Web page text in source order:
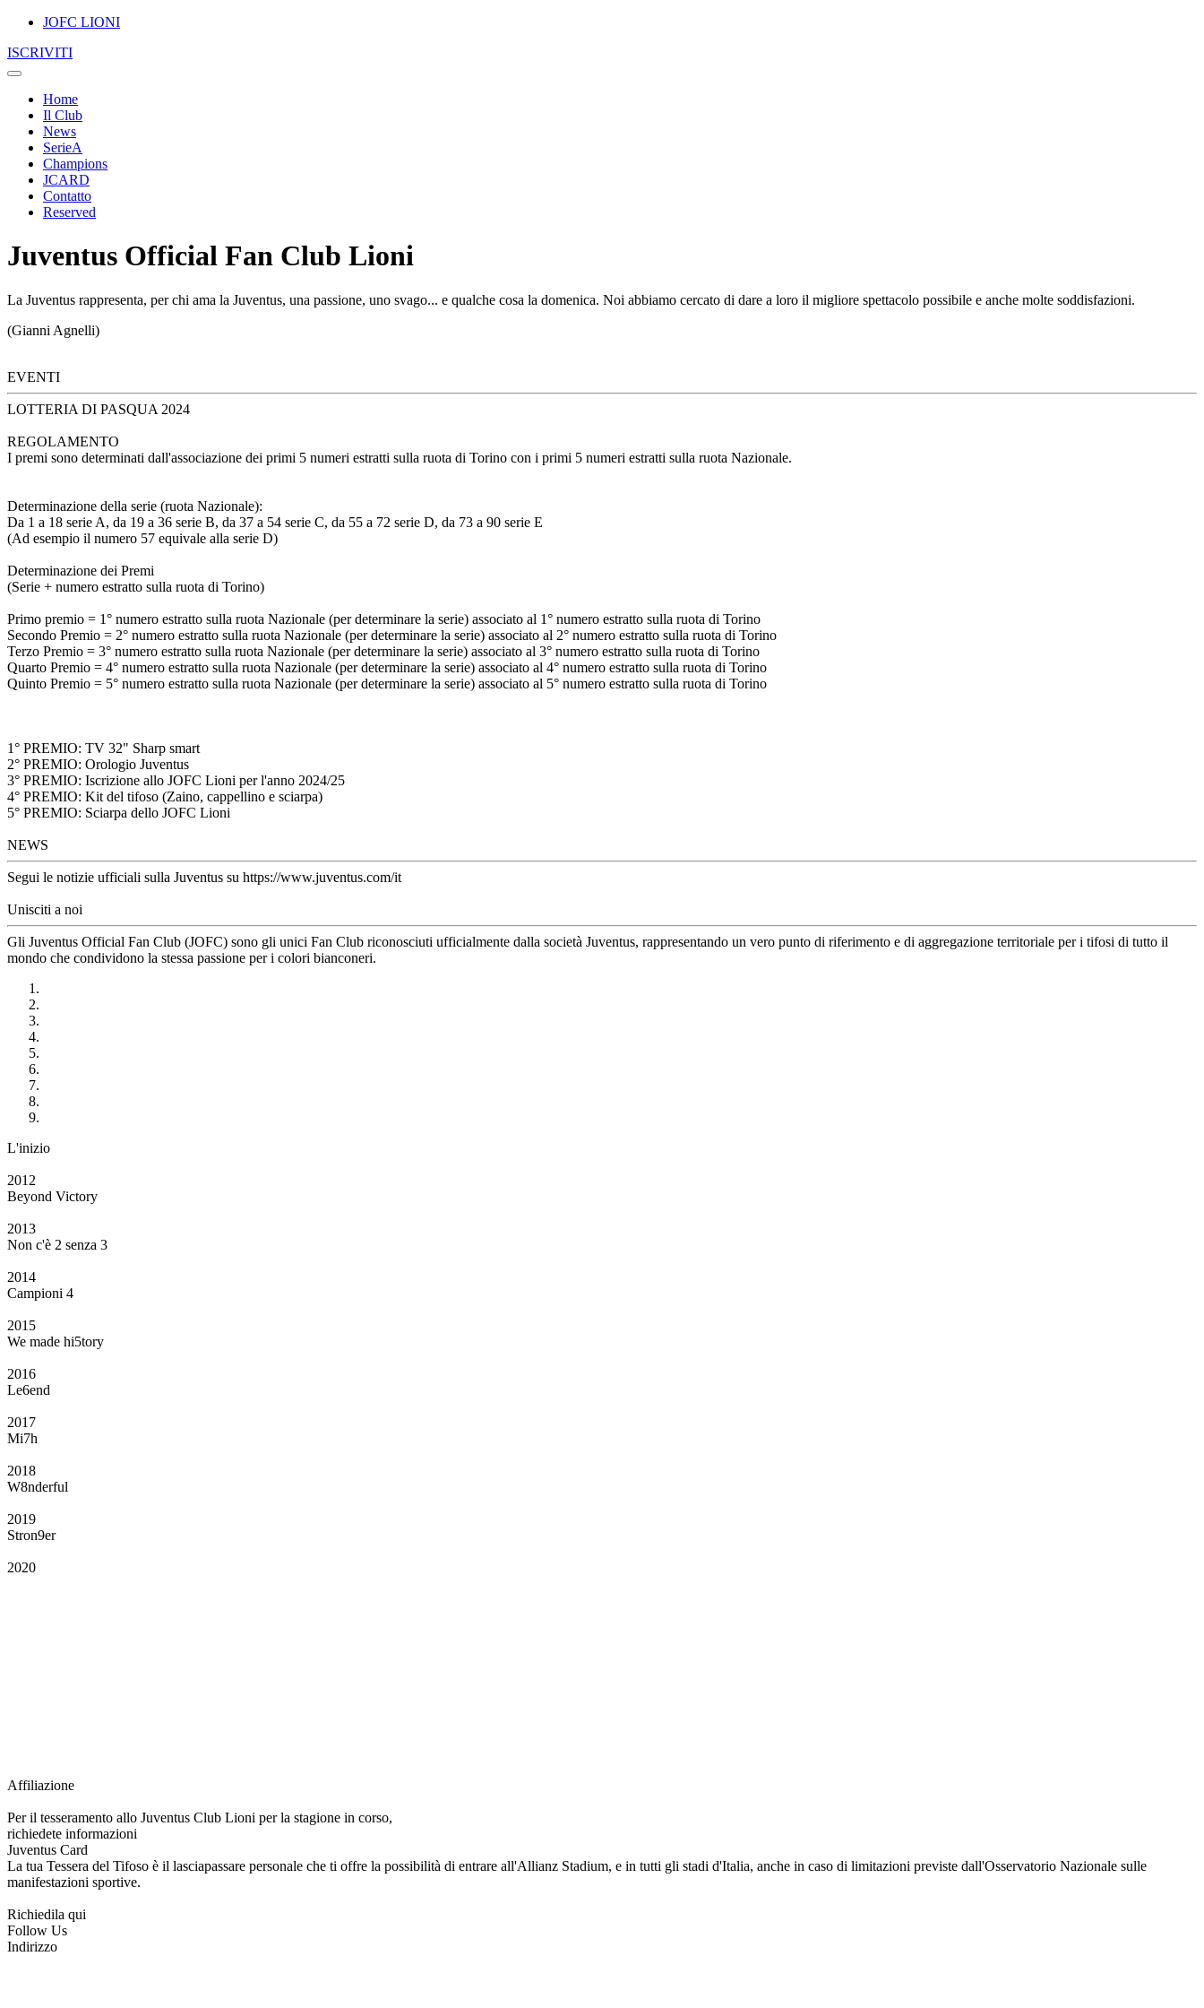
JOFC LIONI
ISCRIVITI
Home
Il Club
News
SerieA
Champions
JCARD
Contatto
Reserved
Juventus Official Fan Club Lioni
La Juventus rappresenta, per chi ama la Juventus, una passione, uno svago... e qualche cosa la domenica. Noi abbiamo cercato di dare a loro il migliore spettacolo possibile e anche molte soddisfazioni.
(Gianni Agnelli)
EVENTI
LOTTERIA DI PASQUA 2024
REGOLAMENTO
I premi sono determinati dall'associazione dei primi 5 numeri estratti sulla ruota di Torino con i primi 5 numeri estratti sulla ruota Nazionale.
Determinazione della serie (ruota Nazionale):
Da 1 a 18 serie A, da 19 a 36 serie B, da 37 a 54 serie C, da 55 a 72 serie D, da 73 a 90 serie E
(Ad esempio il numero 57 equivale alla serie D)
Determinazione dei Premi
(Serie + numero estratto sulla ruota di Torino)
Primo premio = 1° numero estratto sulla ruota Nazionale (per determinare la serie) associato al 1° numero estratto sulla ruota di Torino
Secondo Premio = 2° numero estratto sulla ruota Nazionale (per determinare la serie) associato al 2° numero estratto sulla ruota di Torino
Terzo Premio = 3° numero estratto sulla ruota Nazionale (per determinare la serie) associato al 3° numero estratto sulla ruota di Torino
Quarto Premio = 4° numero estratto sulla ruota Nazionale (per determinare la serie) associato al 4° numero estratto sulla ruota di Torino
Quinto Premio = 5° numero estratto sulla ruota Nazionale (per determinare la serie) associato al 5° numero estratto sulla ruota di Torino
1° PREMIO: TV 32" Sharp smart
2° PREMIO: Orologio Juventus
3° PREMIO: Iscrizione allo JOFC Lioni per l'anno 2024/25
4° PREMIO: Kit del tifoso (Zaino, cappellino e sciarpa)
5° PREMIO: Sciarpa dello JOFC Lioni
NEWS
Segui le notizie ufficiali sulla Juventus su https://www.juventus.com/it
Unisciti a noi
Gli Juventus Official Fan Club (JOFC) sono gli unici Fan Club riconosciuti ufficialmente dalla società Juventus, rappresentando un vero punto di riferimento e di aggregazione territoriale per i tifosi di tutto il
mondo che condividono la stessa passione per i colori bianconeri.
L'inizio
2012
Beyond Victory
2013
Non c'è 2 senza 3
2014
Campioni 4
2015
We made hi5tory
2016
Le6end
2017
Mi7h
2018
W8nderful
2019
Stron9er
2020
Affiliazione
Per il tesseramento allo Juventus Club Lioni per la stagione in corso,
richiedete informazioni
Juventus Card
La tua Tessera del Tifoso è il lasciapassare personale che ti offre la possibilità di entrare all'Allianz Stadium, e in tutti gli stadi d'Italia, anche in caso di limitazioni previste dall'Osservatorio Nazionale sulle
manifestazioni sportive.
Richiedila qui
Follow Us
Indirizzo